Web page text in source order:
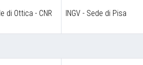
di Ottica - CNR INGV - Sede di Pisa